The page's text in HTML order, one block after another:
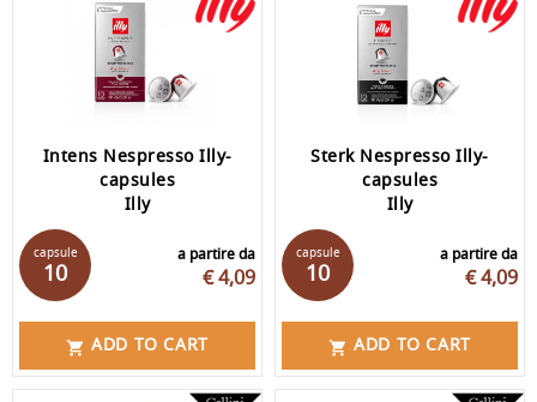
Intens Nespresso Illy-
capsules
Illy
a partire da
€ 4,09
capsule
10
 ADD TO CART
Sterk Nespresso Illy-
capsules
Illy
a partire da
€ 4,09
capsule
10
 ADD TO CART